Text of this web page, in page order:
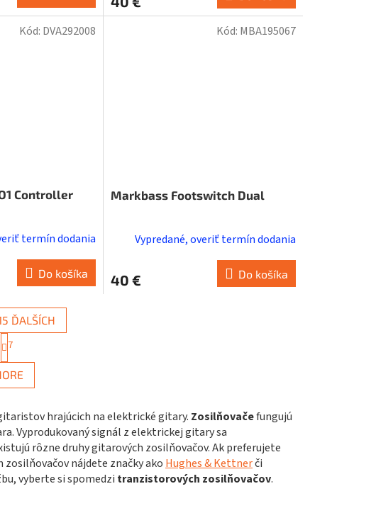
Controller
termín dodania
Do košíka
Kód: DVA292008
Markbass Footswitch Dual
Vypredané, overiť termín dodania
40 € Do košíka
Kód: MBA195067
O
v
l
á
a
c
i
e
p
r
ĎALŠÍCH
S
t
r
á
n
o
v
a
n
e
7
hrajúcich na elektrické gitary. Zosilňovačefungujú
Vyprodukovaný signál z elektrickej gitary sa
rôzne druhy gitarových zosilňovačov. Ak preferujete
nájdete značky ako Hughes & Kettnerči
vyberte si spomedzi tranzistorových zosilňovačov.